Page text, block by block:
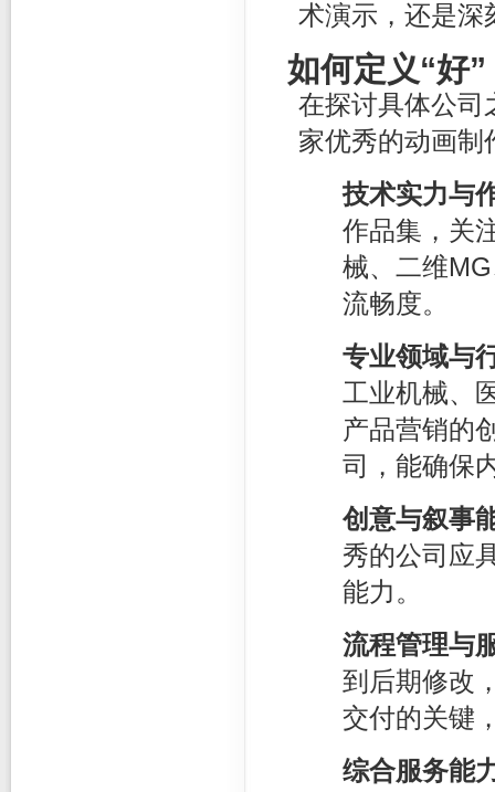
术演示，还是
如何定义“好
在探讨具体公司
家优秀的动画制
技术实力与
作品集，关
械、二维
流畅度。
专业领域与
工业机械、
产品营销的
司，能确保
创意与叙事
秀的公司应
能力。
流程管理与
到后期修改
交付的关键
综合服务能